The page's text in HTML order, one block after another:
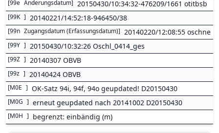
[99e Änderungsdatum] 20150430/10:34:32-476209/1661 otitbsb
[99K ] 20140221/14:52:18-946450/38
[99n Zugangsdatum (Erfassungsdatum)] 20140220/12:08:55 oschne
[99Y ] 20150430/10:32:26 Oschl_0414_ges
[99Z ] 20140307 OBVB
[99z ] 20140424 OBVB
[M0E ] OK-Satz 94i, 94f, 94o geupdated! D20150430
[M0G ] erneut geupdated nach 20141002 D20150430
[M0H ] begrenzt: einbändig (m)